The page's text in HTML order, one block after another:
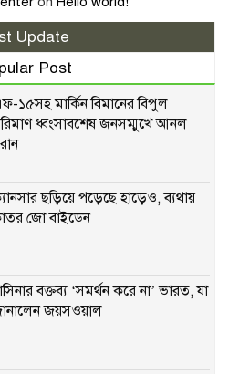
Update
Post
১৫সহ মার্কিন বিমানের বিপুল
ধ্বংসাবশেষ জনসম্মুখে আনল
ছড়িয়ে পড়েছে হাড়েও, ব্যথায়
জো বাইডেন
বক্তব্য ‘সমর্থন করে না’ ভারত, যা
জয়সওয়াল